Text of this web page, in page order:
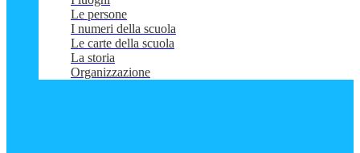
Le persone
I numeri della scuola
Le carte della scuola
La storia
Organizzazione